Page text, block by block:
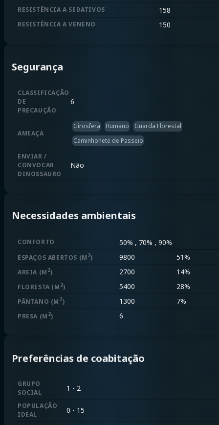
RESISTÊNCIA A SEDATIVOS 158
RESISTÊNCIA A VENENO 150
Segurança
CLASSIFICAÇÃO
DE
PRECAUÇÃO
6
AMEAÇA
Girosfera Humano
Guarda Florestal
Caminhonete de Passeio
ENVIAR /
CONVOCAR
DINOSSAURO
Não
Necessidades ambientais
CONFORTO 50% , 70% , 90%
ESPAÇOS ABERTOS (M 2) 9800 51%
AREIA (M 2) 2700 14%
FLORESTA (M 2) 5400 28%
PÂNTANO (M 2) 1300 7%
PRESA (M 2) 6
Preferências de coabitação
GRUPO
SOCIAL
1 - 2
POPULAÇÃO
IDEAL
0 - 15